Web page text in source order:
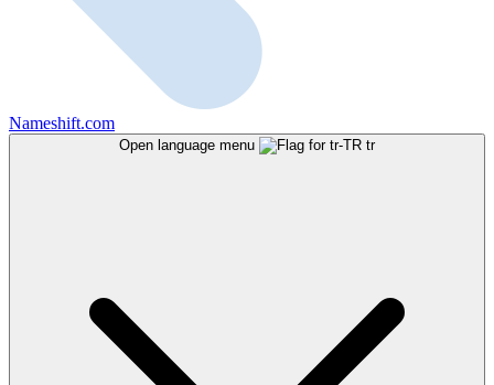
Nameshift.com
Open language menu tr